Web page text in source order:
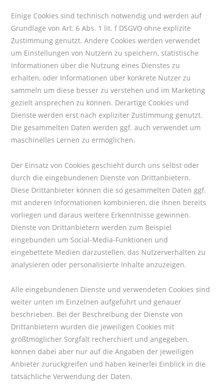
Einige Cookies sind technisch notwendig und werden auf
Grundlage von Art. 6 Abs. 1 lit. f DSGVO ohne explizite
Zustimmung genutzt. Andere Cookies werden verwendet
um Einstellungen von Nutzern zu speichern, statistische
Informationen über die Nutzung eines Dienstes zu
erhalten, oder Informationen über konkrete Nutzer zu
sammeln um diese besser zu verstehen und im Marketing
gezielt ansprechen zu können. Derartige Cookies und
Dienste werden erst nach expliziter Zustimmung genutzt.
Die gesammelten Daten werden ggf. auch verwendet um
maschinelles Lernen zu ermöglichen.
Der Einsatz von Cookies geschieht durch uns selbst oder
durch die eingebundenen Dienste von Drittanbietern.
Diese Drittanbieter können die so gesammelten Daten ggf.
mit anderen Informationen kombinieren, die ihnen bereits
vorliegen und daraus weitere Erkenntnisse gewinnen.
Dienste von Drittanbietern werden zum Beispiel
eingebunden um Social-Media-Funktionen und
eingebettete Medien darzustellen, das Nutzerverhalten zu
analysieren oder personalisierte Inhalte anzuzeigen.
Alle eingebundenen Dienste und verwendeten Cookies sind
weiter unten im Einzelnen aufgeführt und genauer
beschrieben. Bei der Beschreibung der Dienste von
Drittanbietern wurden die jeweiligen Cookies mit
größtmöglicher Sorgfalt recherchiert und angegeben,
können dabei aber nur auf die Angaben der jeweiligen
Anbieter zurückgreifen und haben keinerlei Einblick in die
tatsächliche Verwendung der Daten.